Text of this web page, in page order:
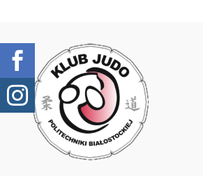

